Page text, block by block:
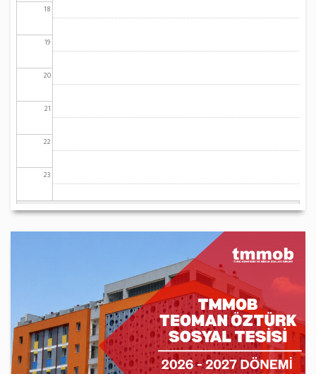
18
19
20
21
22
23